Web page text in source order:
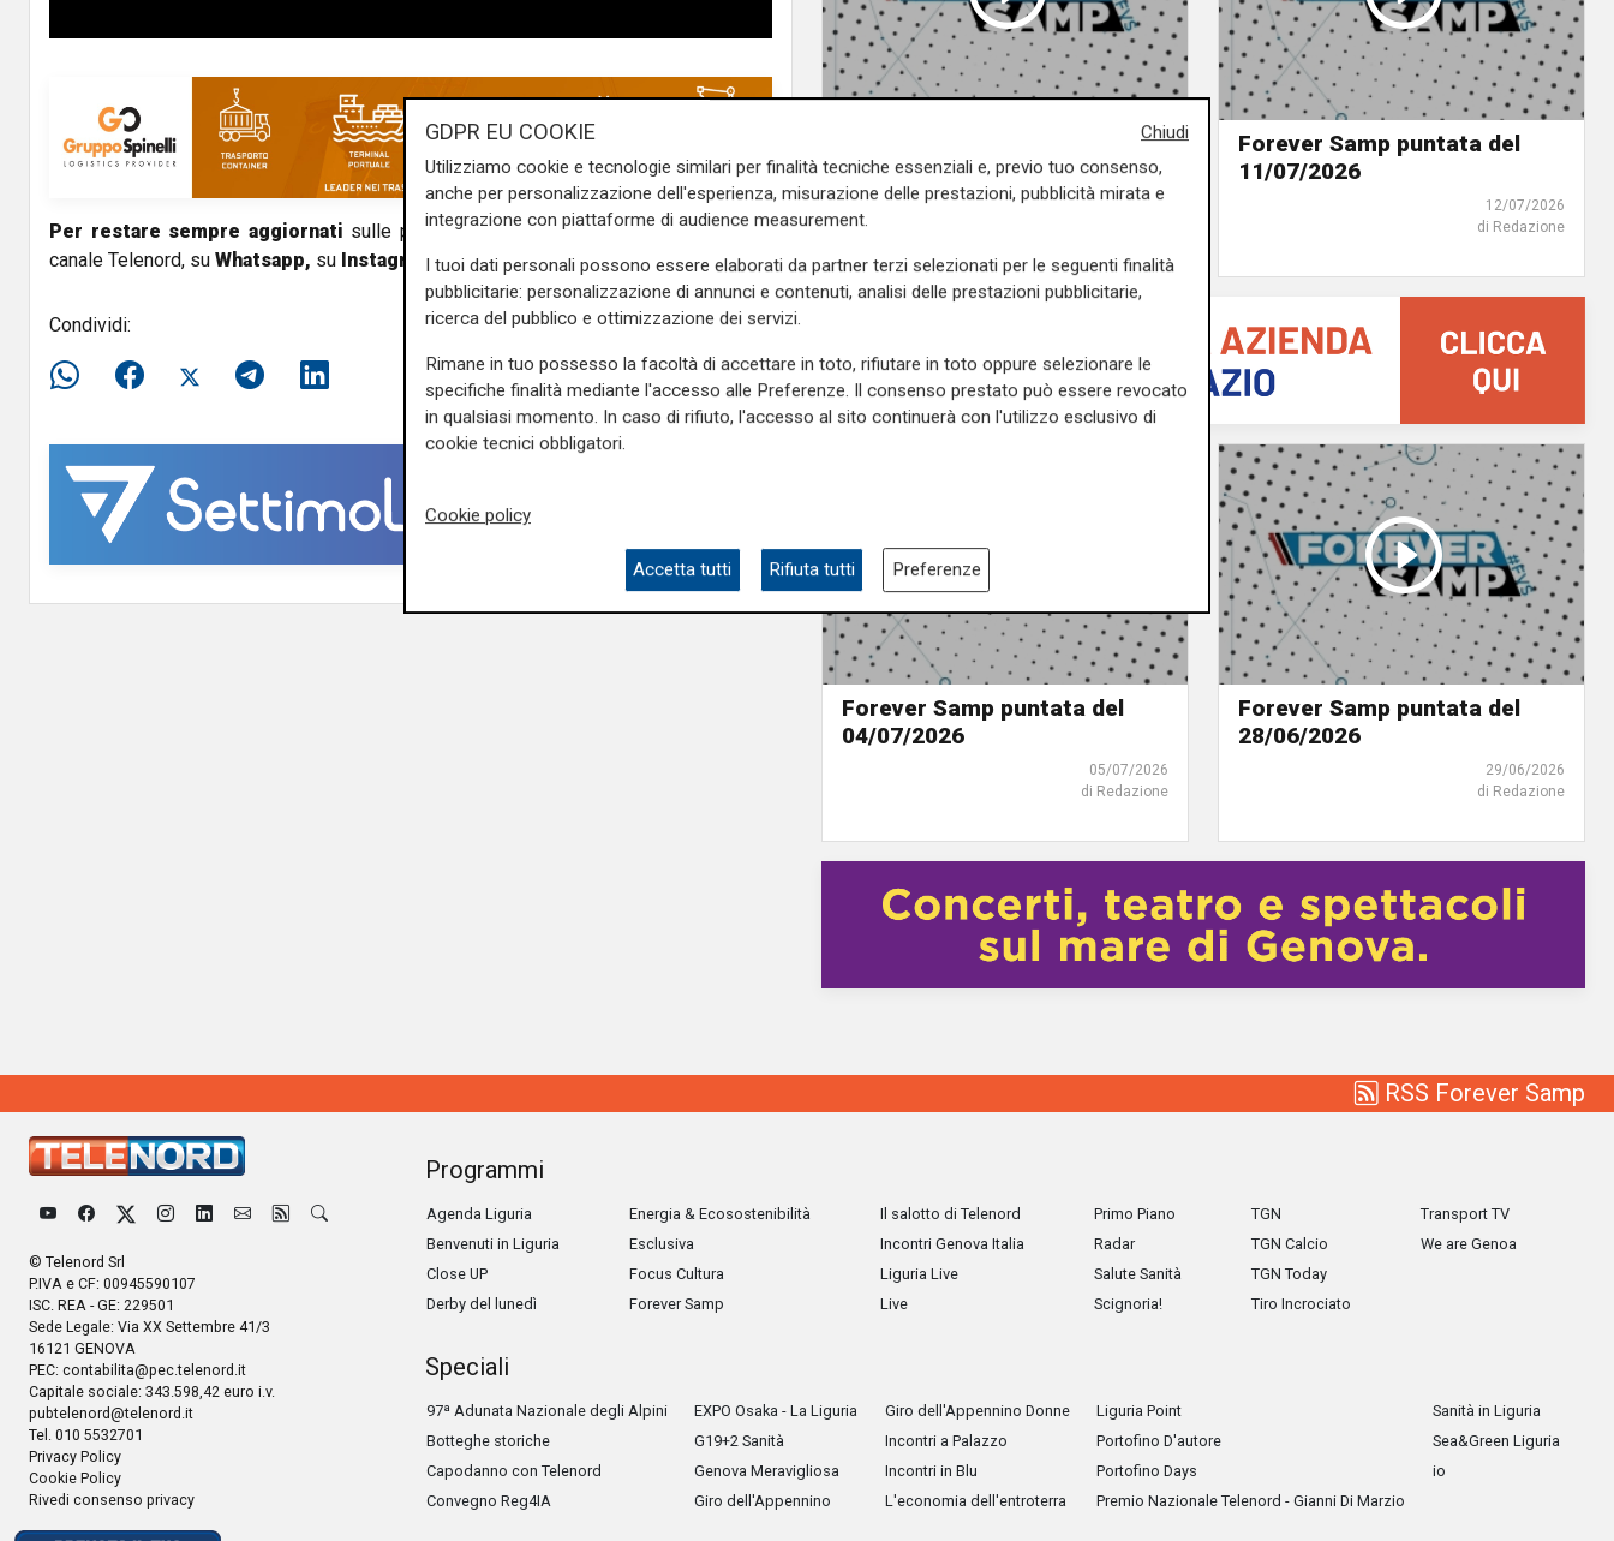
d
e
o
Per restare sempre aggiornati sulle principali notizie sulla Liguria seguiteci sul
canale Telenord, su Whatsapp, su Instagram ,su Youtubee suFacebook.
Condividi:
20/07/2026
21/07/2026
Forever Samp puntata del
11/07/2026
12/07/2026
di Redazione
Forever Samp puntata del
04/07/2026
05/07/2026
di Redazione
Forever Samp puntata del
28/06/2026
29/06/2026
di Redazione
RSS Forever Samp
© Telenord Srl
P.IVA e CF: 00945590107
ISC. REA - GE: 229501
Sede Legale: Via XX Settembre 41/3
16121 GENOVA
PEC: contabilita@pec.telenord.it
Capitale sociale: 343.598,42 euro i.v.
pubtelenord@telenord.it
Tel. 010 5532701
Privacy Policy
Cookie Policy
Rivedi consenso privacy
Programmi
Agenda Liguria
Benvenuti in Liguria
Close UP
Derby del lunedì
Energia & Ecosostenibilità
Esclusiva
Focus Cultura
Forever Samp
Il salotto di Telenord
Incontri Genova Italia
Liguria Live
Live
Primo Piano
Radar
Salute Sanità
Scignoria!
TGN
TGN Calcio
TGN Today
Tiro Incrociato
Transport TV
We are Genoa
Speciali
97ª Adunata Nazionale degli Alpini
Botteghe storiche
Capodanno con Telenord
Convegno Reg4IA
EXPO Osaka - La Liguria
G19+2 Sanità
Genova Meravigliosa
Giro dell'Appennino
Giro dell'Appennino Donne
Incontri a Palazzo
Incontri in Blu
L'economia dell'entroterra
Liguria Point
Portofino D'autore
Portofino Days
Premio Nazionale Telenord - Gianni Di Marzio
Sanità in Liguria
Sea&Green Liguria
io
Chiudi
GDPR EU COOKIE
Utilizziamo cookie e tecnologie similari per finalità tecniche essenziali e, previo tuo consenso,
anche per personalizzazione dell'esperienza, misurazione delle prestazioni, pubblicità mirata e
integrazione con piattaforme di audience measurement.
I tuoi dati personali possono essere elaborati da partner terzi selezionati per le seguenti finalità
pubblicitarie: personalizzazione di annunci e contenuti, analisi delle prestazioni pubblicitarie,
ricerca del pubblico e ottimizzazione dei servizi.
Rimane in tuo possesso la facoltà di accettare in toto, rifiutare in toto oppure selezionare le
specifiche finalità mediante l'accesso alle Preferenze. Il consenso prestato può essere revocato
in qualsiasi momento. In caso di rifiuto, l'accesso al sito continuerà con l'utilizzo esclusivo di
cookie tecnici obbligatori.
Cookie policy
Accetta tutti Rifiuta tutti Preferenze